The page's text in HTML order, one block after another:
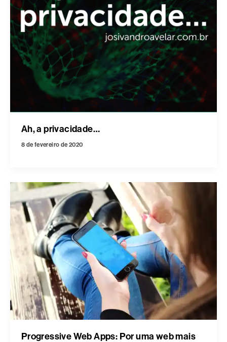
Ah, a privacidade…
8 de fevereiro de 2020
Progressive Web Apps: Por uma web mais